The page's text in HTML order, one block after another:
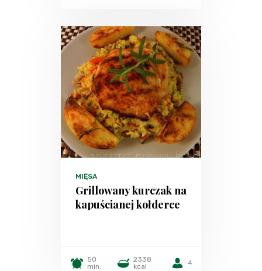
MIĘSA
Grillowany kurczak na
kapuścianej kołderce
50
min.
2338
kcal
4